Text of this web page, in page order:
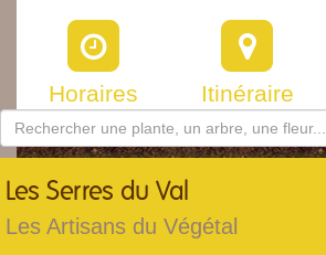
Horaires Itinéraire
Les Serres du Val
Les Artisans du Végétal